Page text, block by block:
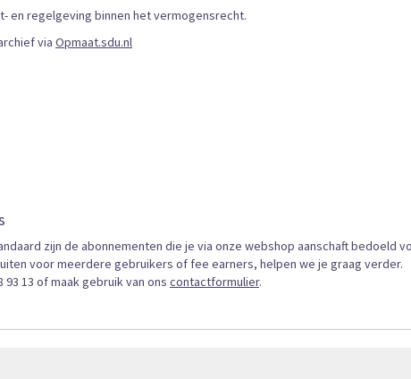
en regelgeving binnen het vermogensrecht.
via Opmaat.sdu.nl
zijn de abonnementen die je via onze webshop aanschaft bedoeld
voor meerdere gebruikers of fee earners, helpen we je graag verder.
13 of maak gebruik van ons contactformulier.